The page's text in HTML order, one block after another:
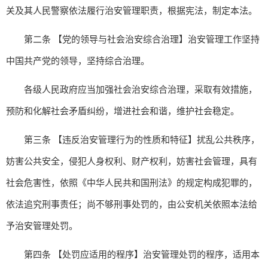
关及其人民警察依法履行治安管理职责，根据宪法，制定本法。
第二条 【党的领导与社会治安综合治理】治安管理工作坚持
中国共产党的领导，坚持综合治理。
各级人民政府应当加强社会治安综合治理，采取有效措施，
预防和化解社会矛盾纠纷，增进社会和谐，维护社会稳定。
第三条 【违反治安管理行为的性质和特征】扰乱公共秩序，
妨害公共安全，侵犯人身权利、财产权利，妨害社会管理，具有
社会危害性，依照《中华人民共和国刑法》的规定构成犯罪的，
依法追究刑事责任；尚不够刑事处罚的，由公安机关依照本法给
予治安管理处罚。
第四条 【处罚应适用的程序】治安管理处罚的程序，适用本